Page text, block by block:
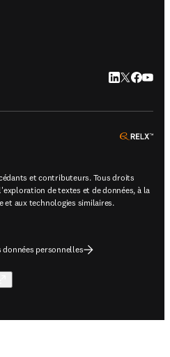
LinkedIn
Twitter
et contributeurs. Tous droits
de textes et de données, à la
aux technologies similaires.
personnelles